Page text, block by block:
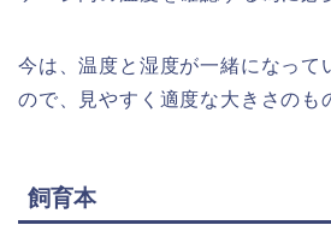
今は、温度と湿度が一緒になって
ので、見やすく適度な大きさのも
飼育本